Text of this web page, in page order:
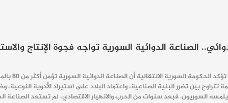
الصناعة الدوائية السورية تواجه فجوة الإنتاج
تتراوح بين تضرر البنية الصناعية، واعتماد البلاد على استيراد الأدوية
السوريون. فبعد سنوات من الحرب والانهيار الاقتصادي، لم تستعد الصناعة